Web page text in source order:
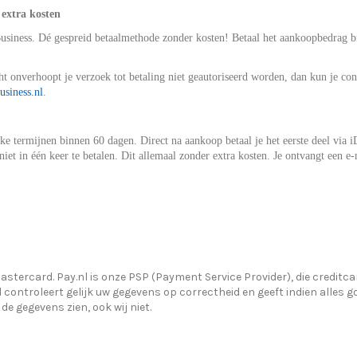
kosten
Dé gespreid betaalmethode zonder kosten! Betaal het
je verzoek tot betaling niet geautoriseerd worden, dan kun je
.
binnen 60 dagen. Direct na aankoop betaal je het eerste deel via
in één keer te betalen. Dit allemaal zonder extra kosten. Je ontvangt
Pay.nl is onze PSP (Payment Service Provider), die
gelijk uw gegevens op correctheid en geeft indien alles
gegevens zien, ook wij niet.